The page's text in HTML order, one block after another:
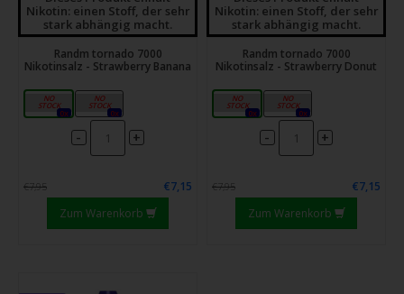
Nikotin: einen Stoff, der sehr
stark abhängig macht.
Randm tornado 7000
Nikotinsalz - Strawberry Banana
10mg
0x
20mg
0x
- +
€7,95
€7,15
Zum Warenkorb
Nikotin: einen Stoff, der sehr
stark abhängig macht.
Randm tornado 7000
Nikotinsalz - Strawberry Donut
10mg
0x
20mg
0x
- +
€7,95
€7,15
Zum Warenkorb